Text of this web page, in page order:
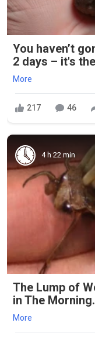
You haven’t
2 days – it's
More
217 46
4 h 22 min
The Lump of
in The
More